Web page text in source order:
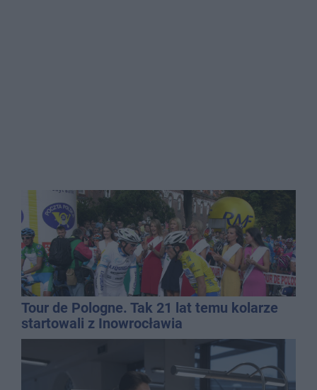
Tour de Pologne. Tak 21 lat temu kolarze
startowali z Inowrocławia